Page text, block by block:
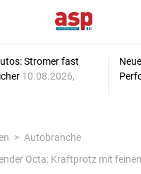
Stromer fast
10.08.2026,
Autobranche
Octa: Kraftprotz mit